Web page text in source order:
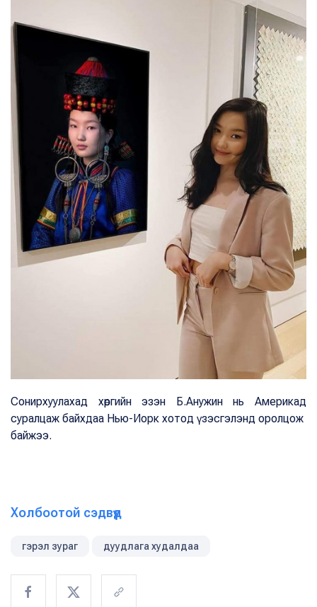
Сонирхуулахад хөргийн эзэн Б.Анужин нь Америкад
суралцаж байхдаа Нью-Иорк хотод үзэсгэлэнд оролцож
байжээ.
Холбоотой сэдвүүд
гэрэл зураг дуудлага худалдаа